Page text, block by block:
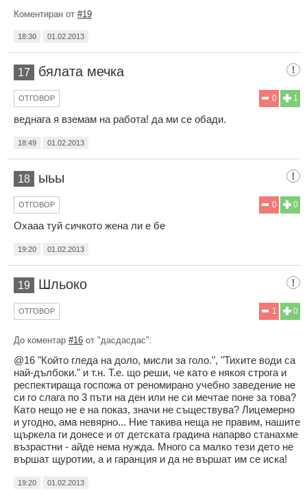
Коментиран от #19
18:30 01.02.2013
17 бялата мечка
1
0
ОТГОВОР
веднага я вземам на работа! да ми се обади.
18:49 01.02.2013
18 ыьы
0
0
ОТГОВОР
Охааа туй сичкото жена ли е бе
19:20 01.02.2013
19 Шльоко
0
1
ОТГОВОР
До коментар #16 от "дасдасдас":
@16 "Който гледа на доло, мисли за голо.", "Тихите води са
най-дълбоки." и т.н. Т.е. що реши, че като е някоя строга и
респектираща госпожа от реномирано учебно заведение не
си го слага по 3 пъти на ден или не си мечтае поне за това?
Като нещо не е на показ, значи не съществува? Лицемерно
и угодно, ама невярно... Ние такива неща не правим, нашите
щъркела ги донесе и от детската градина напарво станахме
възрастни - айде нема нужда. Много са малко тези дето не
вършат щуротии, а и гаранция и да не вършат им се иска!
19:20 01.02.2013